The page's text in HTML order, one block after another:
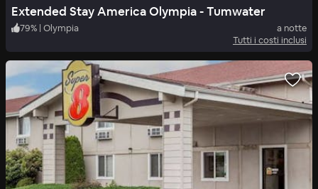
Extended Stay America Olympia - Tumwater
79% | Olympia
a notte
Tutti i costi inclusi